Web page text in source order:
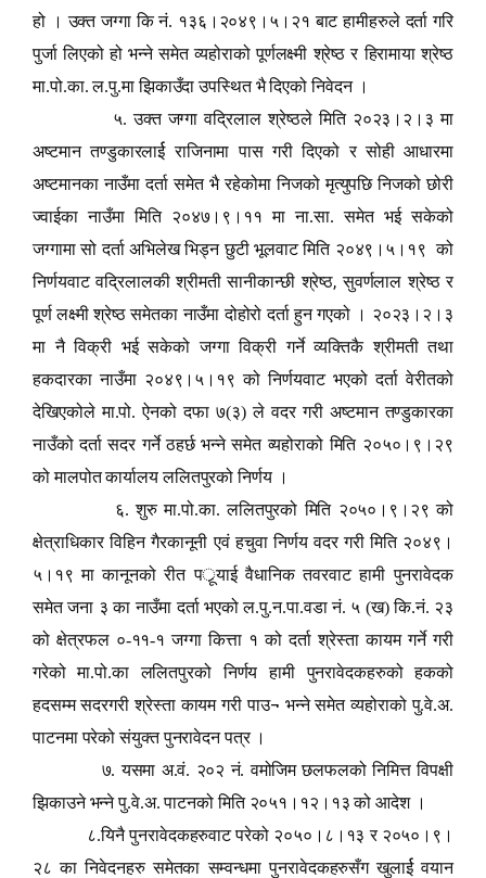
हो । उक्त जग्गा कि नं. १३६।२०४९।५।२१ बाट हामीहरुले दर्ता गरि
पुर्जा लिएको हो भन्ने समेत व्यहोराको पूर्णलक्ष्मी श्रेष्ठ र हिरामाया श्रेष्ठ
मा.पो.का. ल.पु.मा झिकाउँदा उपस्थित भै दिएको निवेदन ।
५. उक्त जग्गा वद्रिलाल श्रेष्ठले मिति २०२३।२।३ मा
अष्टमान तण्डुकारलार्ई राजिनामा पास गरी दिएको र सोही आधारमा
अष्टमानका नाउँमा दर्ता समेत भै रहेकोमा निजको मृत्युपछि निजको छोरी
ज्वाईका नाउँमा मिति २०४७।९।११ मा ना.सा. समेत भई सकेको
जग्गामा सो दर्ता अभिलेख भिड्न छुटी भूलवाट मिति २०४९।५।१९ को
निर्णयवाट वद्रिलालकी श्रीमती सानीकान्छी श्रेष्ठ,सुवर्णलाल श्रेष्ठ र
पूर्ण लक्ष्मी श्रेष्ठ समेतका नाउँमा दोहोरो दर्ता हुन गएको । २०२३।२।३
मा नै विक्री भई सकेको जग्गा विक्री गर्ने व्यक्तिकै श्रीमती तथा
हकदारका नाउँमा २०४९।५।१९ को निर्णयवाट भएको दर्ता वेरीतको
देखिएकोले मा.पो. ऐनको दफा ७(३) ले वदर गरी अष्टमान तण्डुकारका
नाउँको दर्ता सदर गर्ने ठहर्छ भन्ने समेत व्यहोराको मिति २०५०।९।२९
को मालपोत कार्यालय ललितपुरको निर्णय ।
६. शुरु मा.पो.का. ललितपुरको मिति २०५०।९।२९ को
क्षेत्राधिकार विहिन गैरकानूनी एवं हचुवा निर्णय वदर गरी मिति २०४९।
५।१९ मा कानूनको रीत पर्ूयाई वैधानिक तवरवाट हामी पुनरावेदक
समेत जना ३ का नाउँमा दर्ता भएको ल.पु.न.पा.वडा नं. ५ (ख) कि.नं. २३
को क्षेत्रफल ०-११-१ जग्गा कित्ता १ को दर्ता श्रेस्ता कायम गर्ने गरी
गरेको मा.पो.का ललितपुरको निर्णय हामी पुनरावेदकहरुको हकको
हदसम्म सदरगरी श्रेस्ता कायम गरी पाउ¬ भन्ने समेत व्यहोराको पु.वे.अ.
पाटनमा परेको संयुक्त पुनरावेदन पत्र ।
७. यसमा अ.वं. २०२ नं. वमोजिम छलफलको निमित्त विपक्षी
झिकाउने भन्ने पु.वे.अ. पाटनको मिति २०५१।१२।१३ को आदेश ।
८.यिनै पुनरावेदकहरुवाट परेको २०५०।८।१३ र २०५०।९।
२८ का निवेदनहरु समेतका सम्वन्धमा पुनरावेदकहरुसँग खुलार्ई वयान